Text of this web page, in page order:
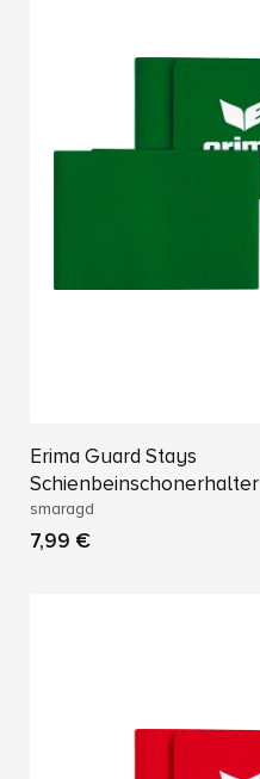
Erima Guard Stays
Schienbeinschonerhalter
smaragd
7,99 €